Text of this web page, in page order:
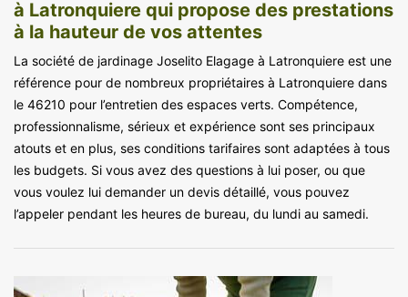
à Latronquiere qui propose des prestations
à la hauteur de vos attentes
La société de jardinage Joselito Elagage à Latronquiere est une
référence pour de nombreux propriétaires à Latronquiere dans
le 46210 pour l’entretien des espaces verts. Compétence,
professionnalisme, sérieux et expérience sont ses principaux
atouts et en plus, ses conditions tarifaires sont adaptées à tous
les budgets. Si vous avez des questions à lui poser, ou que
vous voulez lui demander un devis détaillé, vous pouvez
l’appeler pendant les heures de bureau, du lundi au samedi.